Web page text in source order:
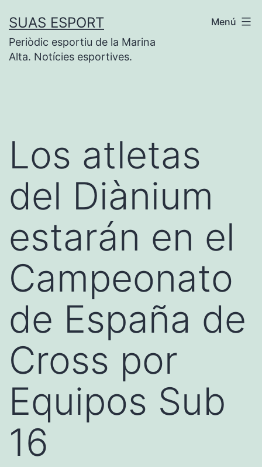
contenido
SUAS ESPORT
Periòdic esportiu de la Marina
Alta. Notícies esportives.
Menú
Los atletas
del Diànium
estarán en el
Campeonato
de España de
Cross por
Equipos Sub
16